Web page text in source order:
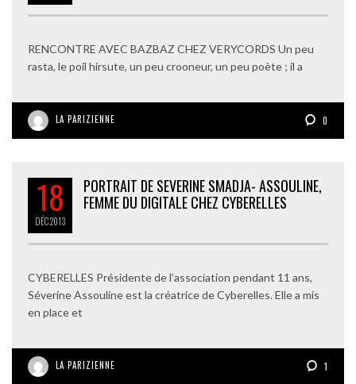
RENCONTRE AVEC BAZBAZ CHEZ VERYCORDS Un peu
rasta, le poil hirsute, un peu crooneur, un peu poète ; il a
LA PARIZIENNE 0
18
DÉC2013
PORTRAIT DE SEVERINE SMADJA- ASSOULINE,
FEMME DU DIGITALE CHEZ CYBERELLES
CYBERELLES Présidente de l’association pendant 11 ans,
Séverine Assouline est la créatrice de Cyberelles. Elle a mis
en place et
LA PARIZIENNE 1